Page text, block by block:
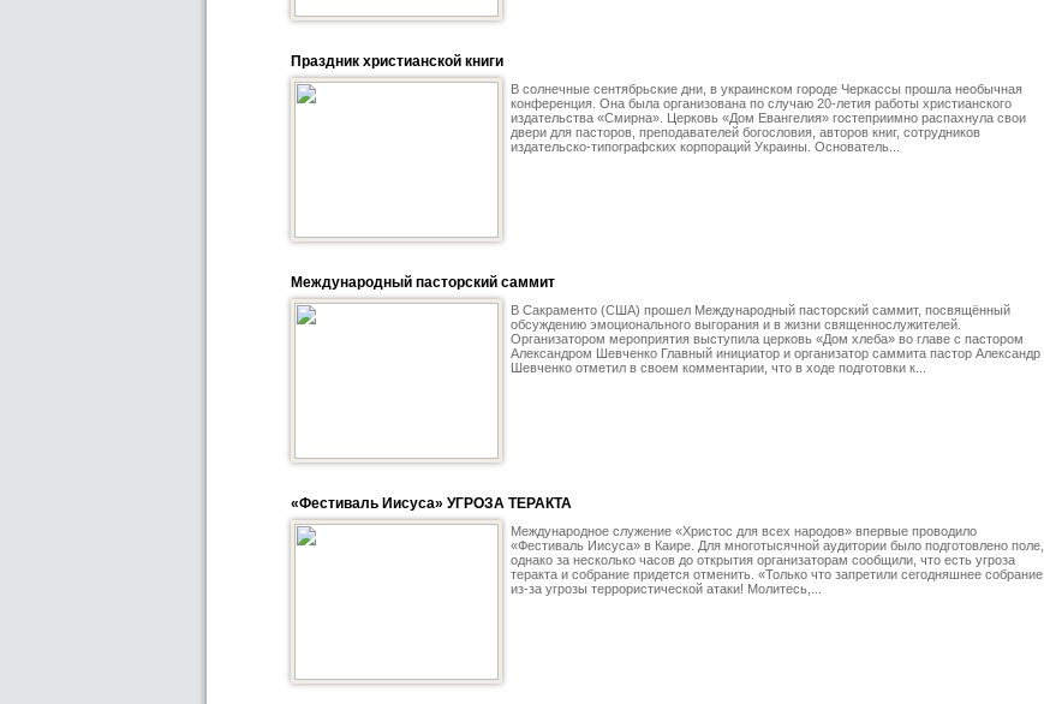
Праздник христианской книги
В солнечные сентябрьские дни, в украинском городе Черкассы прошла необычная
конференция. Она была организована по случаю 20-летия работы христианского
издательства «Смирна». Церковь «Дом Евангелия» гостеприимно распахнула свои
двери для пасторов, преподавателей богословия, авторов книг, сотрудников
издательско-типографских корпораций Украины. Основатель...
Международный пасторский саммит
В Сакраменто (США) прошел Международный пасторский саммит, посвящённый
обсуждению эмоционального выгорания и в жизни священнослужителей.
Организатором мероприятия выступила церковь «Дом хлеба» во главе с пастором
Александром Шевченко Главный инициатор и организатор саммита пастор Александр
Шевченко отметил в своем комментарии, что в ходе подготовки к...
«Фестиваль Иисуса» УГРОЗА ТЕРАКТА
Международное служение «Христос для всех народов» впервые проводило
«Фестиваль Иисуса» в Каире. Для многотысячной аудитории было подготовлено поле,
однако за несколько часов до открытия организаторам сообщили, что есть угроза
теракта и собрание придется отменить. «Только что запретили сегодняшнее собрание
из-за угрозы террористической атаки! Молитесь,...